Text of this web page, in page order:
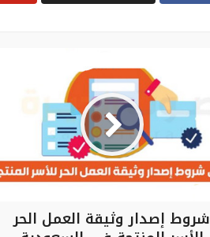
شروط إصدار وثيقة العمل الحر